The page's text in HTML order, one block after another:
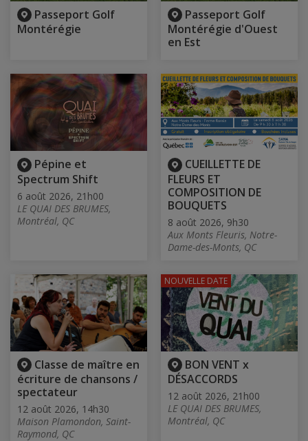
Passeport Golf
Montérégie
Passeport Golf
Montérégie d'Ouest
en Est
Pépine et
Spectrum Shift
6 août 2026, 21h00
LE QUAI DES BRUMES,
Montréal, QC
CUEILLETTE DE
FLEURS ET
COMPOSITION DE
BOUQUETS
8 août 2026, 9h30
Aux Monts Fleuris, Notre-
Dame-des-Monts, QC
Classe de maître en
écriture de chansons /
spectateur
12 août 2026, 14h30
Maison Plamondon, Saint-
Raymond, QC
BON VENT x
DÉSACCORDS
12 août 2026, 21h00
LE QUAI DES BRUMES,
Montréal, QC
NOUVELLE DATE